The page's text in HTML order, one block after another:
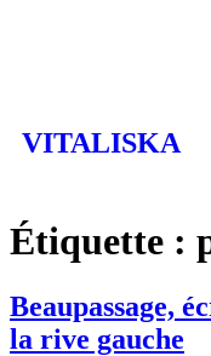
VITALISKA
Étiquette :
Beaupassage,
la rive gauche